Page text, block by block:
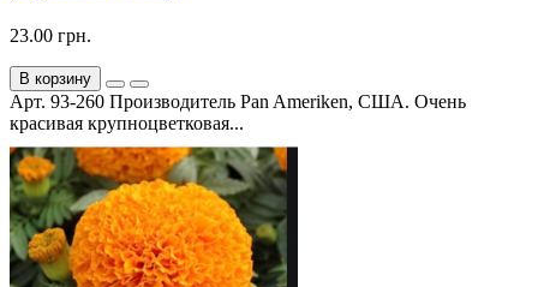
23.00 грн.
В корзину
Арт. 93-260 Производитель Pan Ameriken, США. Очень
красивая крупноцветковая...